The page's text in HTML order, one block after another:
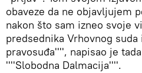
obaveze da ne objavljujem
nakon što sam izneo svoje
predsednika Vrhovnog
pravosuđa'''', napisao je
''''Slobodna Dalmacija''''.